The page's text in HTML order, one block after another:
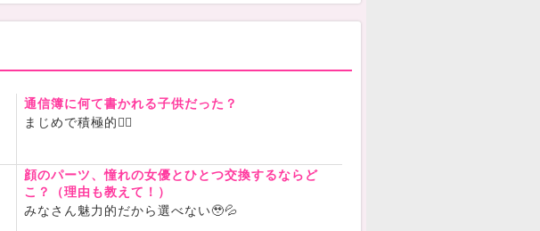
通信簿に何て書かれる子供だった？
まじめで積極的🙋‍♀️
顔のパーツ、憧れの女優とひとつ交換するならど
こ？（理由も教えて！）
みなさん魅力的だから選べない🥹💦